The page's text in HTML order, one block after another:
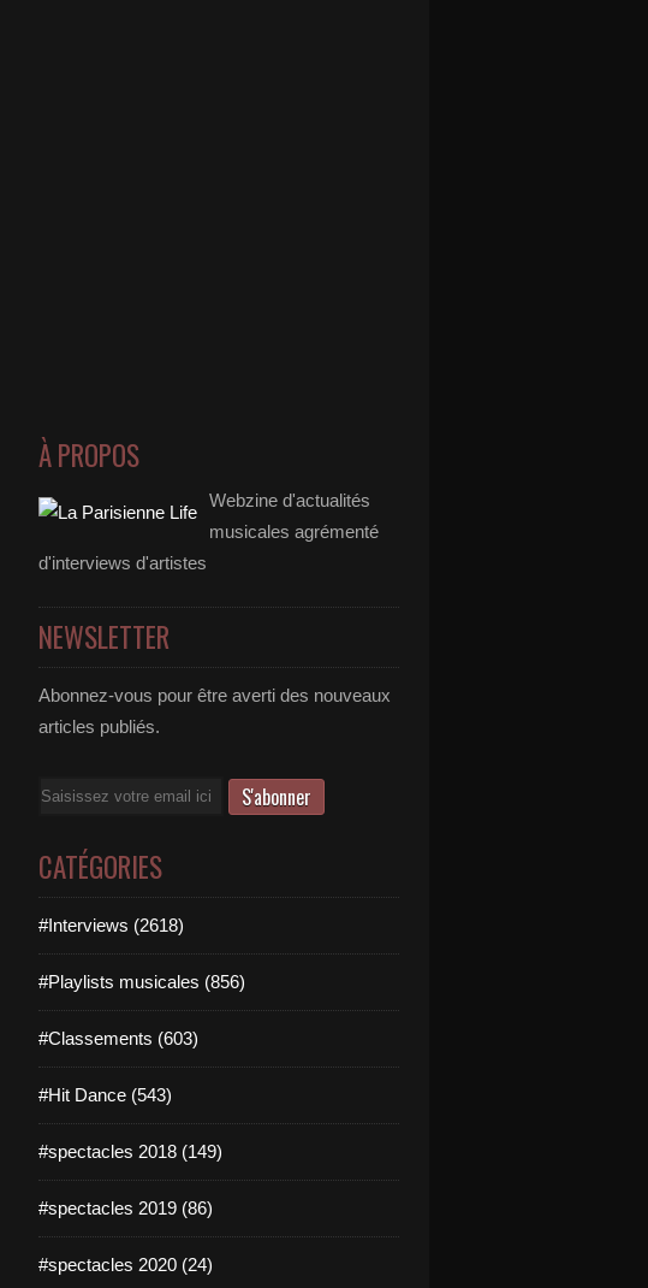
À PROPOS
Webzine d'actualités
musicales agrémenté
d'interviews d'artistes
NEWSLETTER
Abonnez-vous pour être averti des nouveaux
articles publiés.
Email
CATÉGORIES
#Interviews (2618)
#Playlists musicales (856)
#Classements (603)
#Hit Dance (543)
#spectacles 2018 (149)
#spectacles 2019 (86)
#spectacles 2020 (24)